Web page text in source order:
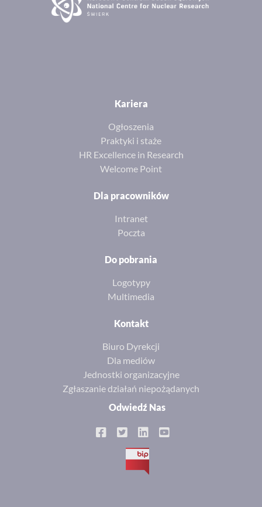
Kariera
Ogłoszenia
Praktyki i staże
HR Excellence in Research
Welcome Point
Dla pracowników
Intranet
Poczta
Do pobrania
Logotypy
Multimedia
Kontakt
Biuro Dyrekcji
Dla mediów
Jednostki organizacyjne
Zgłaszanie działań niepożądanych
Odwiedź Nas
BIP